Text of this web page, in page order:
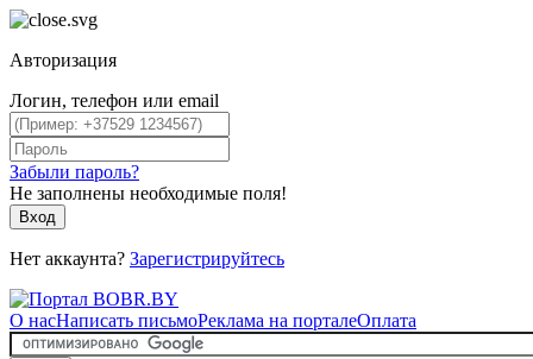
Авторизация
Логин, телефон или email
Забыли пароль?
Не заполнены необходимые поля!
Вход
Нет аккаунта? Зарегистрируйтесь
О насНаписать письмоРеклама на порталеОплата